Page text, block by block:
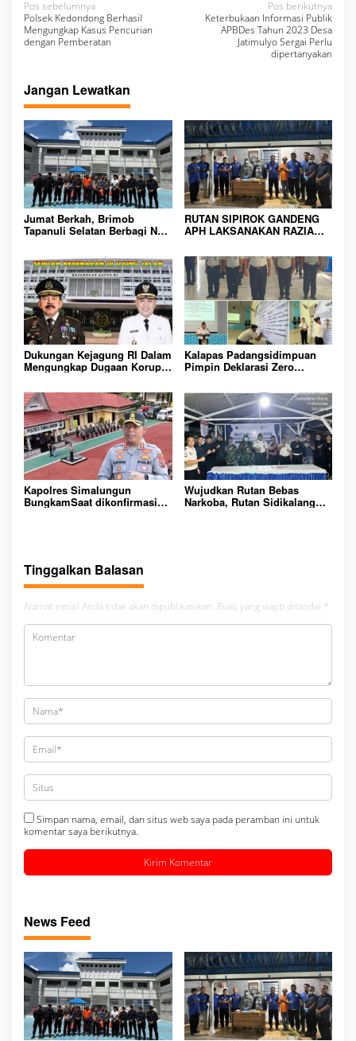
N
a
v
i
g
a
s
i
p
o
s
Pos sebelumnya
Polsek Kedondong Berhasil
Mengungkap Kasus Pencurian
dengan Pemberatan
Pos berikutnya
Keterbukaan Informasi Publik
APBDes Tahun 2023 Desa
Jatimulyo Sergai Perlu
dipertanyakan
Jangan Lewatkan
Jumat Berkah, Brimob
Tapanuli Selatan Berbagi Nasi
Rutan Kelas IIB Sipirok
RUTAN SIPIROK GANDENG
APH LAKSANAKAN RAZIA
KOMITMEN CIPTAKAN
LINGKUNGAN
PEMASYARAKATAN YANG
AMAN
Dukungan Kejagung RI Dalam
Mengungkap Dugaan Korupsi
Ketua AMPK : Segera Periksa
Dan Tangkap!
Kalapas Padangsidimpuan
Pimpin Deklarasi Zero
Lingkungan Lapas
Padangsidimpuan
Kapolres Simalungun
BungkamSaat dikonfirmasi
Wujudkan Rutan Bebas
Narkoba, Rutan Sidikalang
Tinggalkan Balasan
Alamat email Anda tidak akan dipublikasikan. Ruas yang wajib ditandai *
Simpan nama, email, dan situs web saya pada peramban ini untuk
komentar saya berikutnya.
News Feed